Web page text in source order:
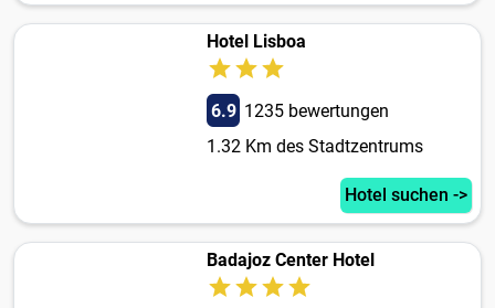
Hotel Lisboa
6.9 1235 bewertungen
1.32 Km des Stadtzentrums
Hotel suchen ->
Badajoz Center Hotel